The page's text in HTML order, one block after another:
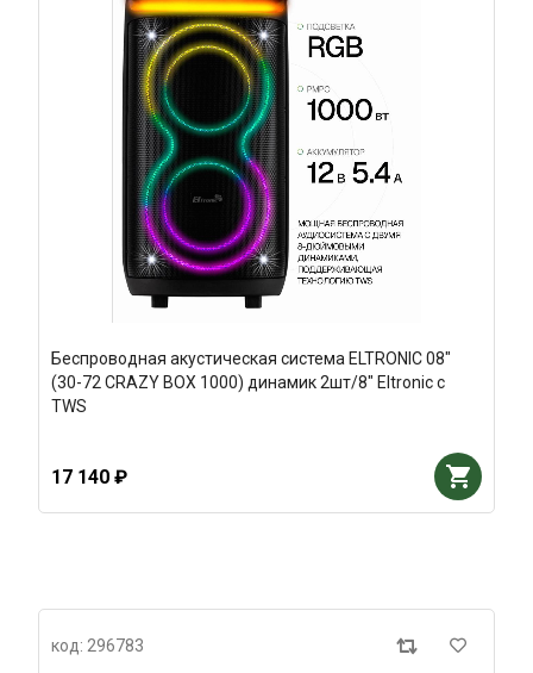
Беспроводная акустическая система ELTRONIC 08"
(30-72 CRAZY BOX 1000) динамик 2шт/8" Eltronic с
TWS
17 140 ₽
код: 296783